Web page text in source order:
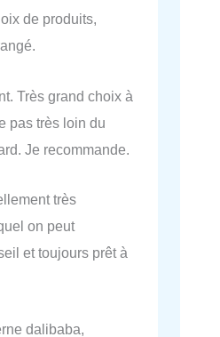
de produits,
Très grand choix à
pas très loin du
Je recommande.
très
on peut
et toujours prêt à
dalibaba,